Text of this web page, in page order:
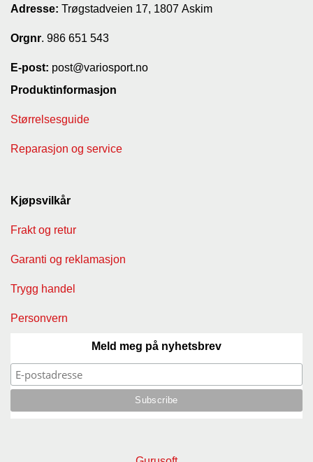
Adresse: Trøgstadveien 17, 1807 Askim
Orgnr. 986 651 543
E-post: post@variosport.no
Produktinformasjon
Størrelsesguide
Reparasjon og service
Kjøpsvilkår
Frakt og retur
Garanti og reklamasjon
Trygg handel
Personvern
Meld meg på nyhetsbrev